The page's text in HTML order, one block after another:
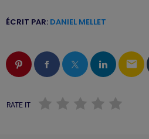
ÉCRIT PAR: DANIEL MELLET
email
RATE IT